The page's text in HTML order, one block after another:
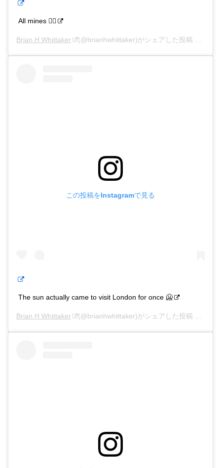
All mines ✊🏽
Brian H Whittaker (@brianhwhittaker)がシェアした投稿 –
この投稿をInstagramで見る
The sun actually came to visit London for once 🥶
Brian H Whittaker (@brianhwhittaker)がシェアした投稿 –